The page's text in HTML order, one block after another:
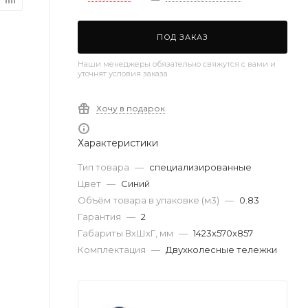
ПОД ЗАКАЗ
Наши менеджеры обязательно свяжутся с вами и
уточнят условия заказа
Хочу в подарок
Характеристики
Тип товара — специализированные
Цвет — Синий
Объём товара в упаковке (м3) — 0.83
Гарантия — 2
Габариты ВхШхГ, мм — 1423х570х857
Комплектация — Двухколесные тележки